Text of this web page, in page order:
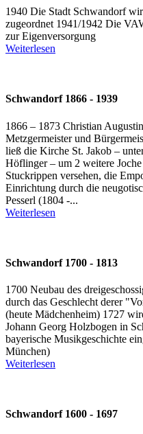
1940 Die Stadt Schwandorf
zugeordnet 1941/1942 Die
zur Eigenversorgung
Weiterlesen
Schwandorf 1866 - 1939
1866 – 1873 Christian
Metzgermeister und
ließ die Kirche St. Jakob –
Höflinger – um 2 weitere
Stuckrippen versehen, die
Einrichtung durch die
Pesserl (1804 -...
Weiterlesen
Schwandorf 1700 - 1813
1700 Neubau des
durch das Geschlecht derer
(heute Mädchenheim) 1727
Johann Georg Holzbogen in
bayerische Musikgeschichte
München)
Weiterlesen
Schwandorf 1600 - 1697